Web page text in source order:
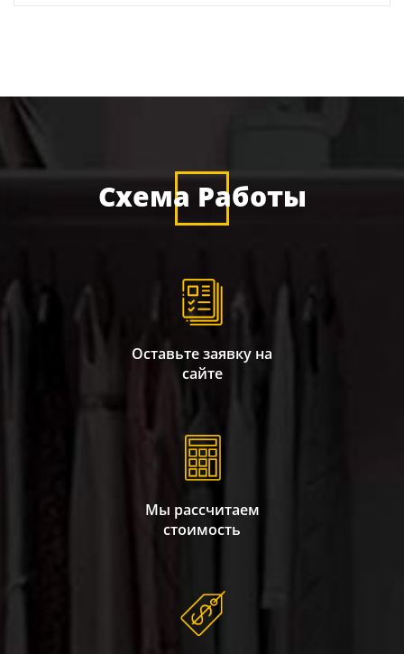
Схема Работы
Оставьте заявку на
сайте
Мы рассчитаем
стоимость